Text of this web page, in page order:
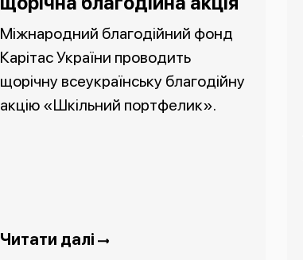
Міжнародний благодійний фонд
Карітас України проводить
щорічну всеукраїнську благодійну
акцію «Шкільний портфелик».
Читати далі